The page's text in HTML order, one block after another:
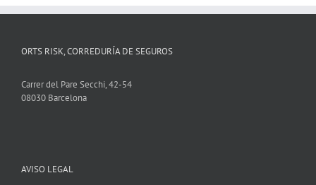
ORTS RISK, CORREDURÍA DE SEGUROS
Carrer del Pare Secchi, 42-54
08030 Barcelona
AVISO LEGAL